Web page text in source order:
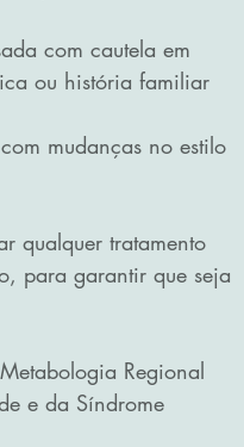
ou história familiar
mudanças no estilo
qualquer tratamento
para garantir que seja
Regional
e da Síndrome